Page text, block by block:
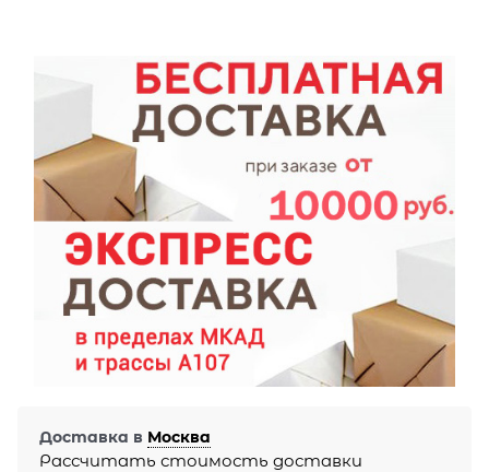
Доставка в Москва
Рассчитать стоимость доставки